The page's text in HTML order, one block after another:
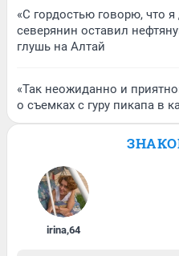
«С гордостью говорю, что
северянин оставил
глушь на Алтай
«Так неожиданно и
о съемках с гуру пикапа в
irina,64